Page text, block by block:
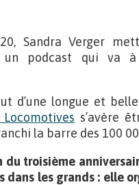
Sandra Verger
un podcast qui va
d’une longue et
Locomotives s’avère
la barre des 100
du troisième
dans les grands : elle